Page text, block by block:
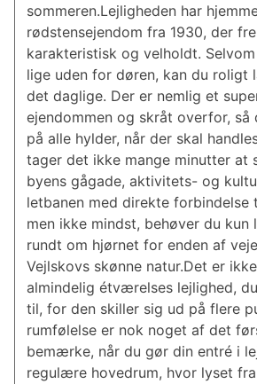
sommeren.Lejligheden har
rødstensejendom fra 1930, der
karakteristisk og velholdt.
lige uden for døren, kan du roligt
det daglige. Der er nemlig et
ejendommen og skråt overfor, så
på alle hylder, når der skal
tager det ikke mange minutter at
byens gågade, aktivitets- og
letbanen med direkte forbindelse
men ikke mindst, behøver du kun
rundt om hjørnet for enden af
Vejlskovs skønne natur.Det er
almindelig étværelses lejlighed,
til, for den skiller sig ud på flere
rumfølelse er nok noget af det
bemærke, når du gør din entré i
regulære hovedrum, hvor lyset